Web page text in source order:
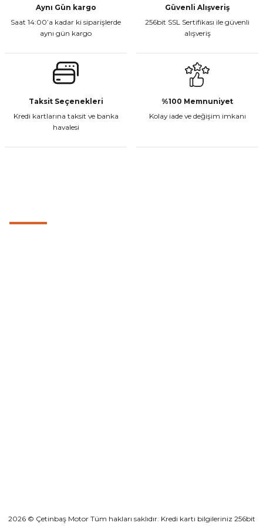
Sepete Ekle
Vexo Stunt Motosiklet Eldiveni Siyah
₺ 1.149,00
LS2 Dart 2 Evo Motosiklet Eldiveni Mavi Neon Sarı
Aynı Gün kargo
Saat 14:00’a kadar ki siparişlerde
aynı gün kargo
Güvenli Alışveriş
256bit SSL Sertifikası ile güvenli
alışveriş
Taksit Seçenekleri
Kredi kartlarına taksit ve banka
havalesi
%100 Memnuniyet
Kolay iade ve değişim imkanı
2026 © Çetinbaş Motor Tüm hakları saklıdır. Kredi kartı bilgileriniz 256bit